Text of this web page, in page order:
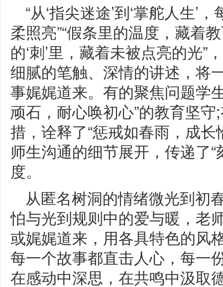
“从‘指尖迷途’到‘掌舵人生’
柔照亮”“假条里的温度，藏着
的‘刺’里，藏着未被点亮的光
细腻的笔触、深情的讲述，将
事娓娓道来。有的聚焦问题学
顽石，耐心唤初心”的教育坚
措，诠释了“惩戒如春雨，成
师生沟通的细节展开，传递了
度。
从匿名树洞的情绪微光到初
怕与光到规则中的爱与暖，老
或娓娓道来，用各具特色的风
每一个故事都直击人心，每一
在感动中深思，在共鸣中汲取